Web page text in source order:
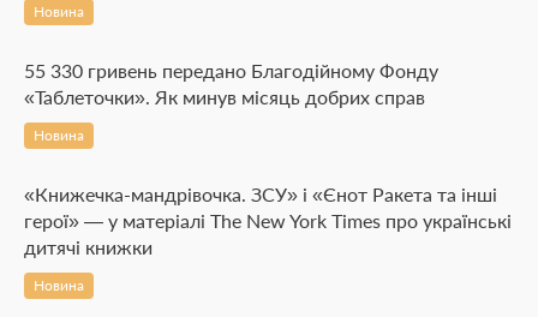
Новина
55 330 гривень передано Благодійному Фонду
«Таблеточки». Як минув місяць добрих справ
Новина
«Книжечка-мандрівочка. ЗСУ» і «Єнот Ракета та інші
герої» — у матеріалі The New York Times про українські
дитячі книжки
Новина